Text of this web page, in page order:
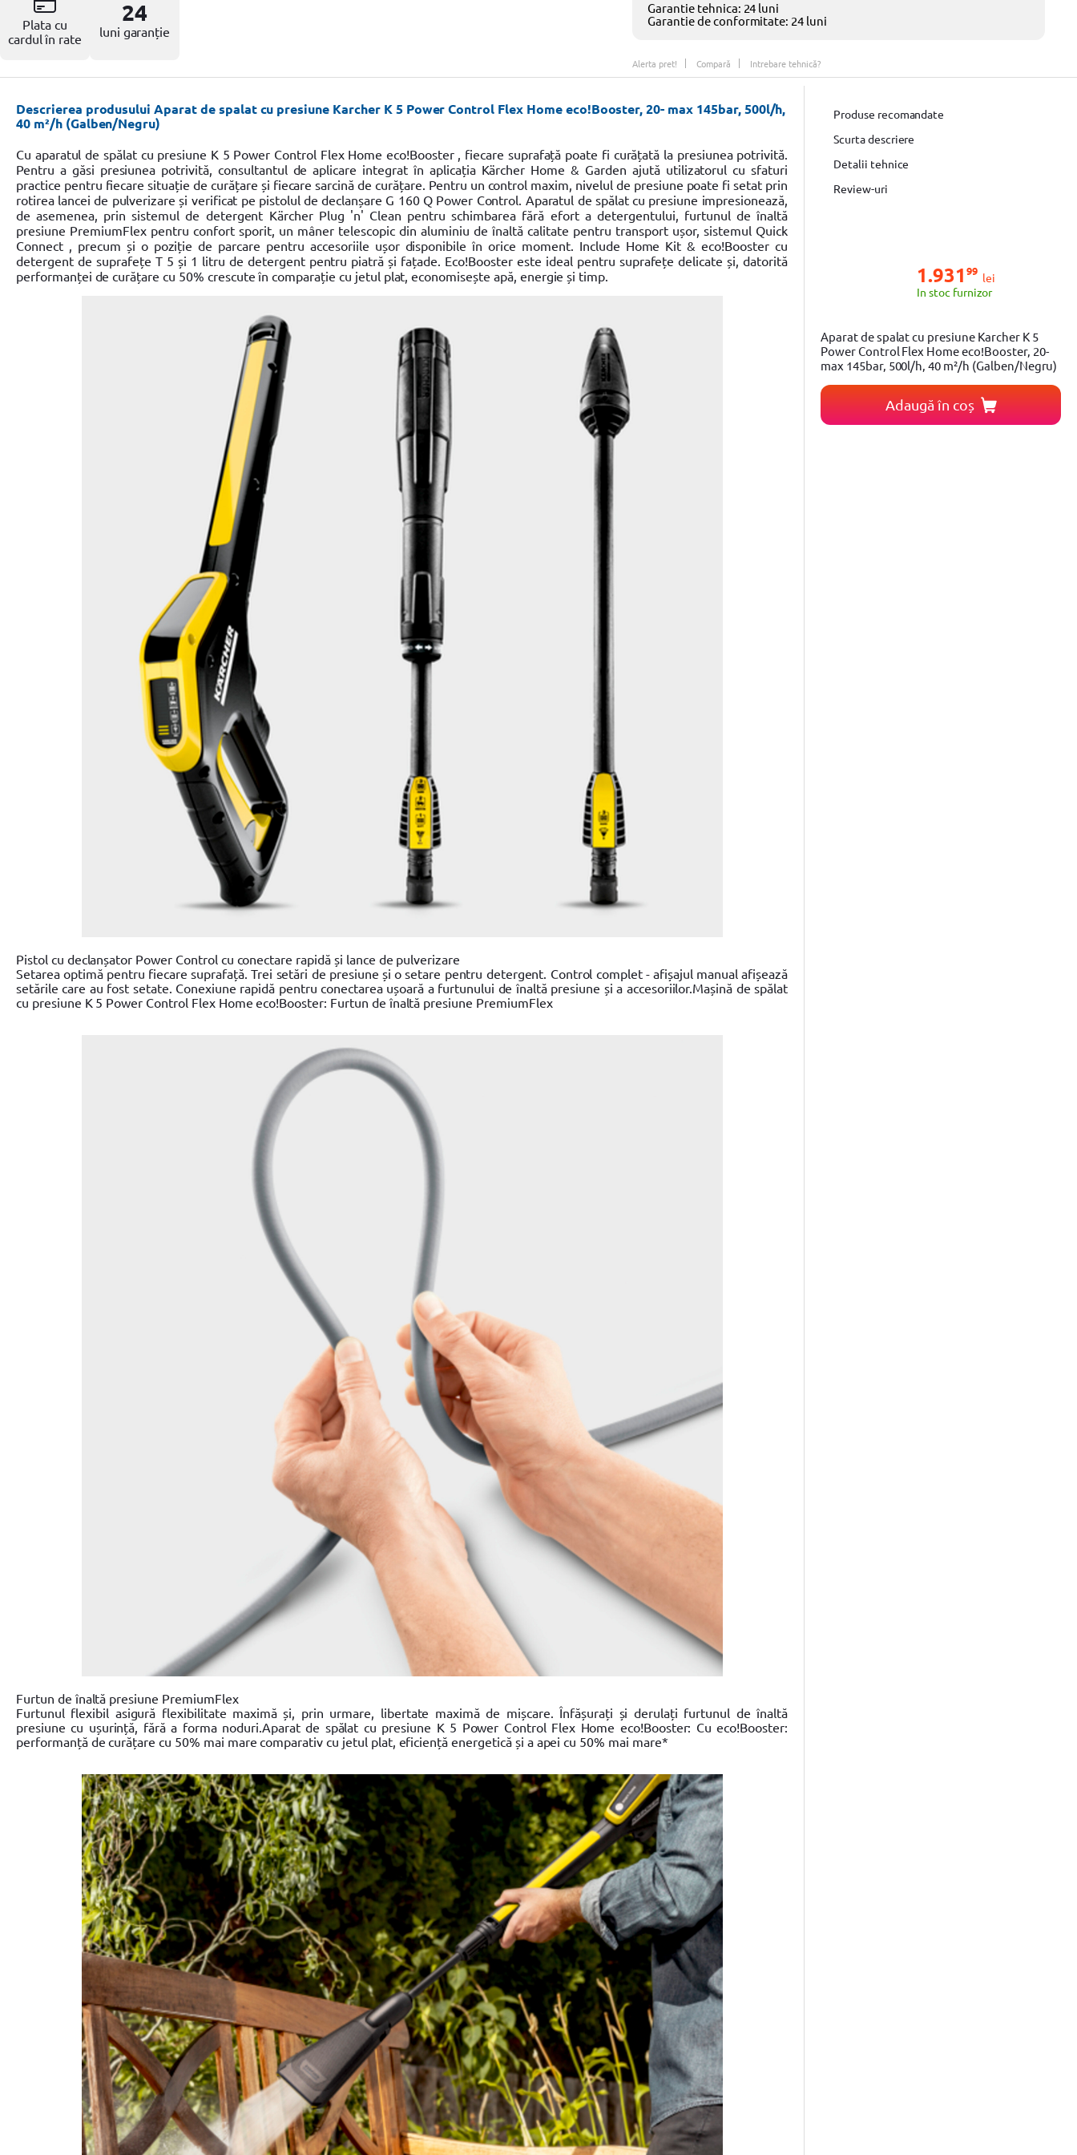
Plata cu
cardul în rate
24
luni garanție
Garantie tehnica: 24 luni
Garantie de conformitate: 24 luni
Alerta pret! Compară Intrebare tehnică?
Produse recomandate
Scurta descriere
Detalii tehnice
Review-uri
1.931 99 lei
In stoc furnizor
Aparat de spalat cu presiune Karcher K 5
Power Control Flex Home eco!Booster, 20-
max 145bar, 500l/h, 40 m²/h (Galben/Negru)
Adaugă în coș
Descrierea produsului Aparat de spalat cu presiune Karcher K 5 Power Control Flex Home eco!Booster, 20- max 145bar, 500l/h,
40 m²/h (Galben/Negru)
Cu aparatul de spălat cu presiune K 5 Power Control Flex Home eco!Booster , fiecare suprafață poate fi curățată la presiunea potrivită.
Pentru a găsi presiunea potrivită, consultantul de aplicare integrat în aplicația Kärcher Home & Garden ajută utilizatorul cu sfaturi
practice pentru fiecare situație de curățare și fiecare sarcină de curățare. Pentru un control maxim, nivelul de presiune poate fi setat prin
rotirea lancei de pulverizare și verificat pe pistolul de declanșare G 160 Q Power Control. Aparatul de spălat cu presiune impresionează,
de asemenea, prin sistemul de detergent Kärcher Plug 'n' Clean pentru schimbarea fără efort a detergentului, furtunul de înaltă
presiune PremiumFlex pentru confort sporit, un mâner telescopic din aluminiu de înaltă calitate pentru transport ușor, sistemul Quick
Connect , precum și o poziție de parcare pentru accesoriile ușor disponibile în orice moment. Include Home Kit & eco!Booster cu
detergent de suprafețe T 5 și 1 litru de detergent pentru piatră și fațade. Eco!Booster este ideal pentru suprafețe delicate și, datorită
performanței de curățare cu 50% crescute în comparație cu jetul plat, economisește apă, energie și timp.
Pistol cu ​​declanșator Power Control cu ​​conectare rapidă și lance de pulverizare
Setarea optimă pentru fiecare suprafață. Trei setări de presiune și o setare pentru detergent. Control complet - afișajul manual afișează
setările care au fost setate. Conexiune rapidă pentru conectarea ușoară a furtunului de înaltă presiune și a accesoriilor.Mașină de spălat
cu presiune K 5 Power Control Flex Home eco!Booster: Furtun de înaltă presiune PremiumFlex
Furtun de înaltă presiune PremiumFlex
Furtunul flexibil asigură flexibilitate maximă și, prin urmare, libertate maximă de mișcare. Înfășurați și derulați furtunul de înaltă
presiune cu ușurință, fără a forma noduri.Aparat de spălat cu presiune K 5 Power Control Flex Home eco!Booster: Cu eco!Booster:
performanță de curățare cu 50% mai mare comparativ cu jetul plat, eficiență energetică și a apei cu 50% mai mare*